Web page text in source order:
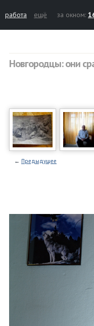
работа ещё за окном:
Новгородцы: они
← Предыдущее